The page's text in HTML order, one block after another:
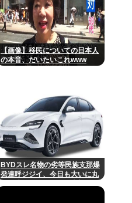
【画像】移民についての日本人
の本音、だいたいこれwww
BYDスレ名物の劣等民族支那爆
発連呼ジジイ、今日も大いに丸